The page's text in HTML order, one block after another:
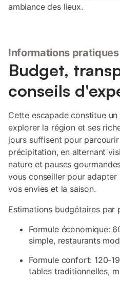
ambiance des lieux.
Informations
Budget,
conseils
Cette escapade constitue
explorer la région et ses
jours suffisent pour
précipitation, en alternant
nature et pauses
vous conseiller pour
vos envies et la saison.
Estimations budgétaires par
Formule économique:
simple, restaurants
Formule confort: 120-
tables traditionnelles,